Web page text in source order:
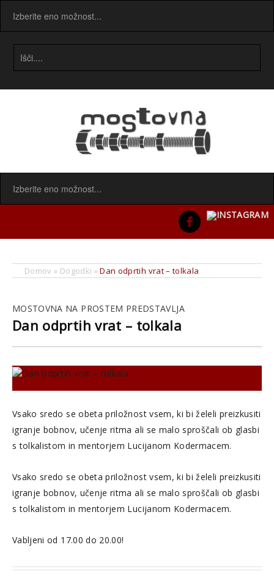
Domov » Dogodki »Dan odprtih vrat – tolkala
MOSTOVNA NA PROSTEM PREDSTAVLJA
Dan odprtih vrat – tolkala
Vsako sredo se obeta priložnost vsem, ki bi želeli preizkusiti
igranje bobnov, učenje ritma ali se malo sproščali ob glasbi
s tolkalistom in mentorjem Lucijanom Kodermacem.
Vsako sredo se obeta priložnost vsem, ki bi želeli preizkusiti
igranje bobnov, učenje ritma ali se malo sproščali ob glasbi
s tolkalistom in mentorjem Lucijanom Kodermacem.
Vabljeni od 17.00 do 20.00!